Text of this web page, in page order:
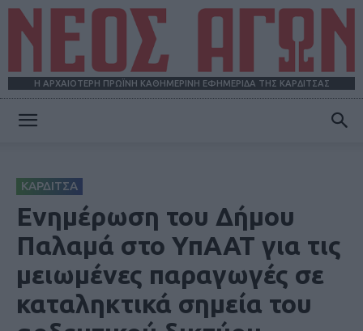
Η ΑΡΧΑΙΟΤΕΡΗ ΠΡΩΪΝΗ ΚΑΘΗΜΕΡΙΝΗ ΕΦΗΜΕΡΙΔΑ ΤΗΣ ΚΑΡΔΙΤΣΑΣ
ΚΑΡΔΙΤΣΑ
Ενημέρωση του Δήμου
Παλαμά στο ΥπΑΑΤ για τις
μειωμένες παραγωγές σε
καταληκτικά σημεία του